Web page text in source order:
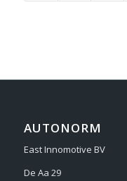
AUTONORM
East Innomotive BV
De Aa 29